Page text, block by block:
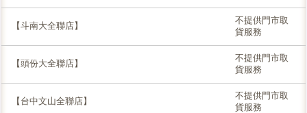
【斗南大全聯店】
不提供門市取
貨服務
【頭份大全聯店】
不提供門市取
貨服務
【台中文山全聯店】
不提供門市取
貨服務